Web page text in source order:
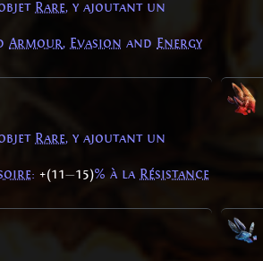
Rare, y ajoutant un
Armour, Evasion and Energy
Rare, y ajoutant un
: +(11—15)% à la Résistance